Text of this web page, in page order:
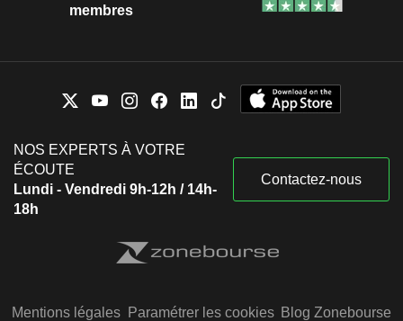
membres
NOS EXPERTS À VOTRE
ÉCOUTE
Lundi - Vendredi 9h-12h / 14h-
18h
Contactez-nous
Mentions légales Paramétrer les cookies Blog Zonebourse